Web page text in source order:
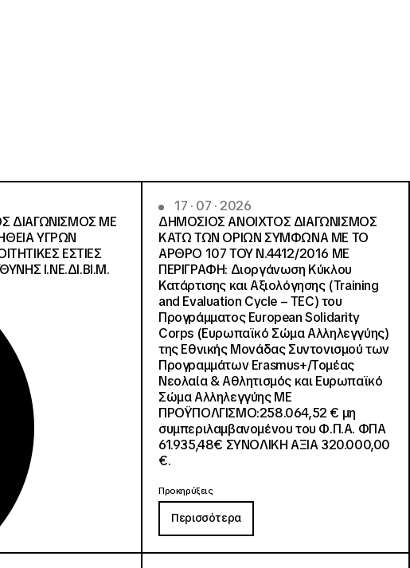
ΔΙΑΓΩΝΙΣΜΟΣ ΜΕ
ΥΓΡΩΝ
ΕΣΤΙΕΣ
Ι.ΝΕ.ΔΙ.ΒΙ.Μ.
17 · 07 · 2026
ΔΗΜΟΣΙΟΣ ΑΝΟΙΧΤΟΣ ΔΙΑΓΩΝΙΣΜΟΣ
ΚΑΤΩ ΤΩΝ ΟΡΙΩΝ ΣΥΜΦΩΝΑ ΜΕ ΤΟ
ΑΡΘΡΟ 107 ΤΟΥ Ν.4412/2016 ΜΕ
ΠΕΡΙΓΡΑΦΗ: Διοργάνωση Κύκλου
Κατάρτισης και Αξιολόγησης (Training
and Evaluation Cycle – TEC) του
Προγράμματος European Solidarity
Corps (Ευρωπαϊκό Σώμα Αλληλεγγύης)
της Εθνικής Μονάδας Συντονισμού των
Προγραμμάτων Erasmus+/Τομέας
Νεολαία & Αθλητισμός και Ευρωπαϊκό
Σώμα Αλληλεγγύης ΜΕ
ΠΡΟΫΠΟΛΓΙΣΜΟ:258.064,52 € μη
συμπεριλαμβανομένου του Φ.Π.Α. ΦΠΑ
61.935,48€ ΣΥΝΟΛΙΚΗ ΑΞΙΑ 320.000,00
€.
Προκηρύξεις
Περισσότερα